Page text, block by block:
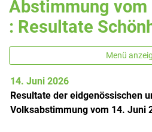
Abstimmung
: Resultate
Menü
14. Juni 2026
Resultate der eidgenössischen
Volksabstimmung vom 14. Juni
Zugehörige Objekte